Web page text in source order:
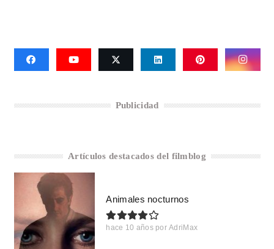
Publicidad
Artículos destacados del filmblog
Animales nocturnos
hace 10 años por AdriMax